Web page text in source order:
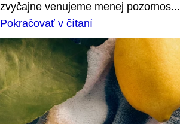
zvyčajne venujeme menej pozornos...
Pokračovať v čítaní